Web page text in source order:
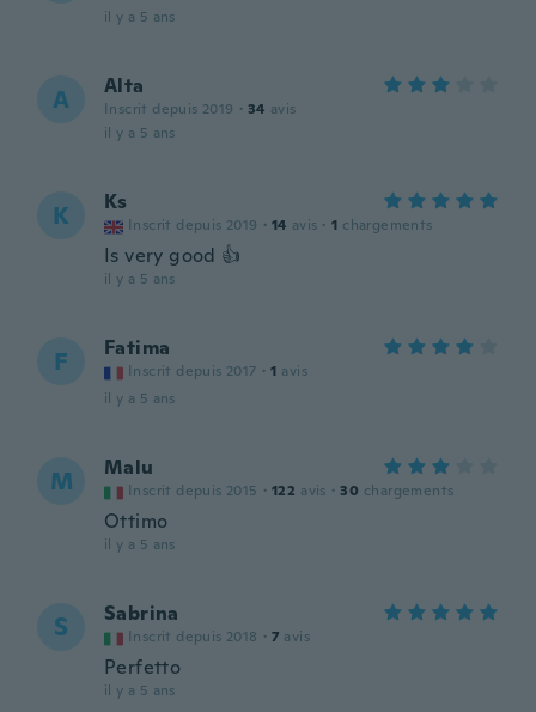
il y a 5 ans
A Alta
Inscrit depuis 2019 · 34 avis
il y a 5 ans
K Ks
Inscrit depuis 2019 · 14 avis · 1 chargements
Is very good 👍
il y a 5 ans
F Fatima
Inscrit depuis 2017 · 1 avis
il y a 5 ans
M Malu
Inscrit depuis 2015 · 122 avis · 30 chargements
Ottimo
il y a 5 ans
S Sabrina
Inscrit depuis 2018 · 7 avis
Perfetto
il y a 5 ans